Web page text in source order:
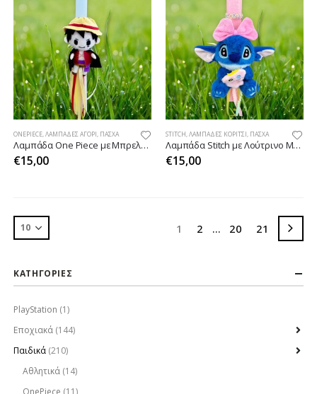
ONEPIECE,ΛΑΜΠΆΔΕΣ ΑΓΌΡΙ, ΠΆΣΧΑ
Λαμπάδα One Piece με Μπρελόκ Λούτρινο
€15,00
STITCH,ΛΑΜΠΆΔΕΣ ΚΟΡΊΤΣΙ, ΠΆΣΧΑ
Λαμπάδα Stitch με Λούτρινο Μπρελόκ Ροζ
€15,00
1 2 … 20 21
ΚΑΤΗΓΟΡΙΕΣ
PlayStation (1)
Εποχιακά (144)
Παιδικά (210)
Αθλητικά (14)